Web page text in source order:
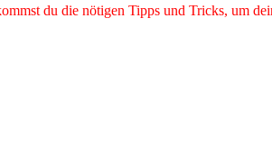
du die nötigen Tipps und Tricks, um